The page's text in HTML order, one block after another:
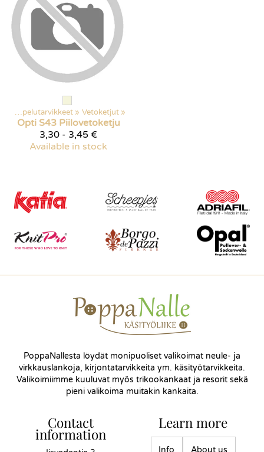
Ompelutarvikkeet ‪» Vetoketjut ‪»
Opti S43 Piilovetoketju
3,30 - 3,45 €
Available in stock
PoppaNallesta löydät monipuoliset valikoimat neule- ja
virkkauslankoja, kirjontatarvikkeita ym. käsityötarvikkeita.
Valikoimiimme kuuluvat myös trikookankaat ja resorit sekä
pieni valikoima muitakin kankaita.
Contact
information
Learn more